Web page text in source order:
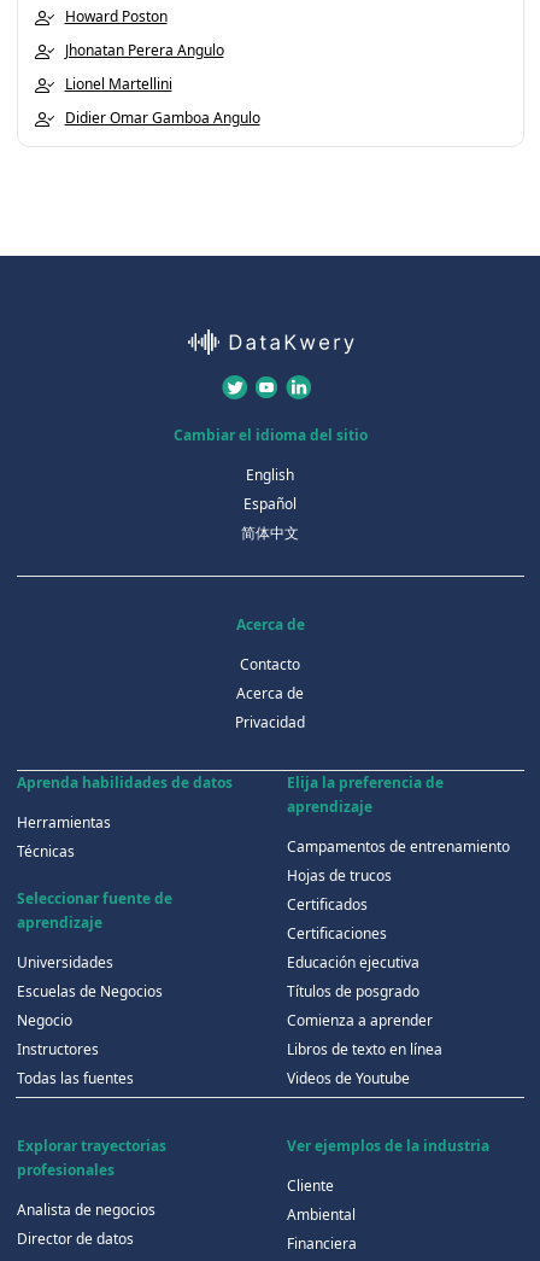
Howard Poston
Jhonatan Perera Angulo
Lionel Martellini
Didier Omar Gamboa Angulo
Cambiar el idioma del sitio
English
Español
简体中文
Acerca de
Contacto
Acerca de
Privacidad
Aprenda habilidades de datos
Herramientas
Técnicas
Seleccionar fuente de
aprendizaje
Universidades
Escuelas de Negocios
Negocio
Instructores
Todas las fuentes
Elija la preferencia de
aprendizaje
Campamentos de entrenamiento
Hojas de trucos
Certificados
Certificaciones
Educación ejecutiva
Títulos de posgrado
Comienza a aprender
Libros de texto en línea
Videos de Youtube
Explorar trayectorias
profesionales
Analista de negocios
Director de datos
Ver ejemplos de la industria
Cliente
Ambiental
Financiera